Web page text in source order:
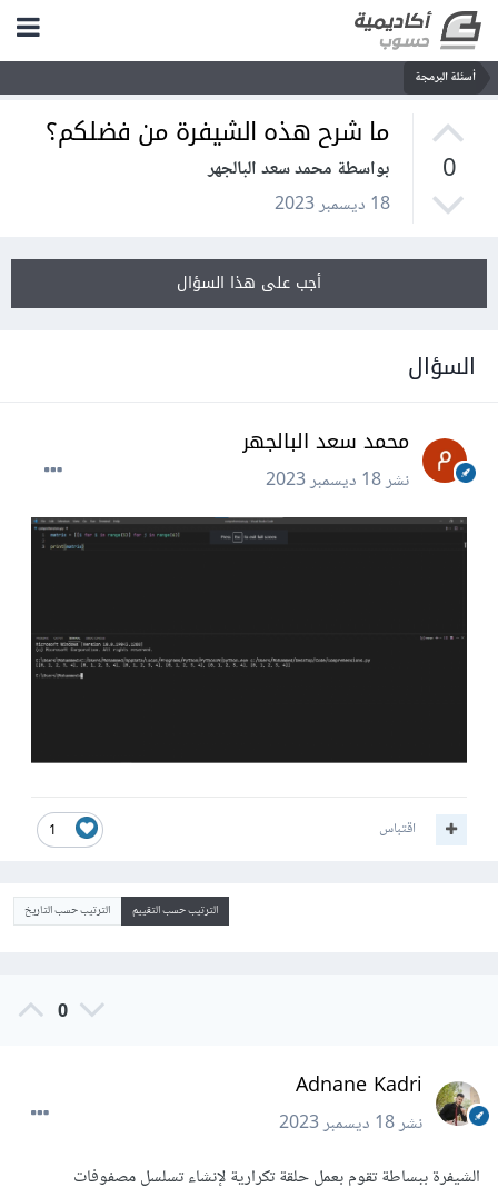
أسئلة البرمجة
0
ما شرح هذه الشيفرة من فضلكم؟
بواسطة محمد سعد البالجهر
18 ديسمبر 2023
أجب على هذا السؤال
السؤال
محمد سعد البالجهر
نشر18 ديسمبر 2023
1 اقتباس
الترتيب حسب التقييم الترتيب حسب التاريخ
0
Adnane Kadri
نشر18 ديسمبر 2023
الشيفرة ببساطة تقوم بعمل حلقة تكرارية لإنشاء تسلسل مصفوفات